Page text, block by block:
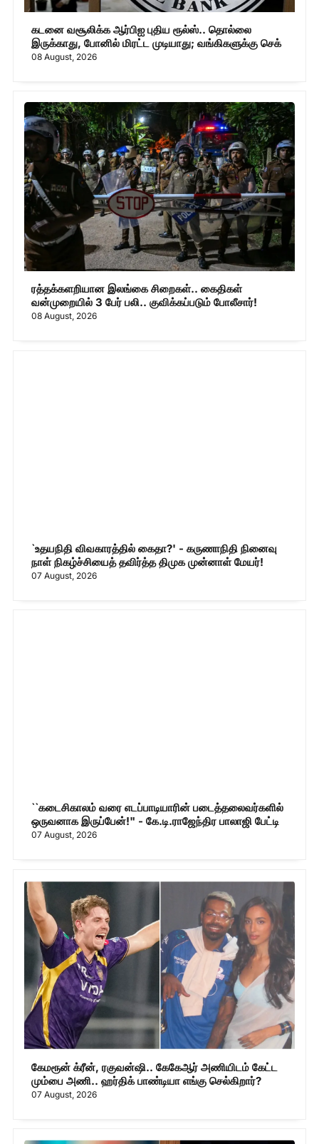
கடனை வசூலிக்க ஆர்பிஐ புதிய ரூல்ஸ்.. தொல்லை
இருக்காது, போனில் மிரட்ட முடியாது; வங்கிகளுக்கு செக்
08 August, 2026
ரத்தக்களறியான இலங்கை சிறைகள்.. கைதிகள்
வன்முறையில் 3 பேர் பலி.. குவிக்கப்படும் போலீசார்!
08 August, 2026
`உதயநிதி விவகாரத்தில் கைதா?' - கருணாநிதி நினைவு
நாள் நிகழ்ச்சியைத் தவிர்த்த திமுக முன்னாள் மேயர்!
07 August, 2026
``கடைசிகாலம் வரை எடப்பாடியாரின் படைத்தலைவர்களில்
ஒருவனாக இருப்பேன்!" - கே.டி.ராஜேந்திர பாலாஜி பேட்டி
07 August, 2026
கேமரூன் க்ரீன், ரகுவன்ஷி.. கேகேஆர் அணியிடம் கேட்ட
மும்பை அணி.. ஹர்திக் பாண்டியா எங்கு செல்கிறார்?
07 August, 2026